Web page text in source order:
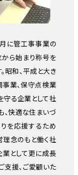
に管工事事業の
から始まり称号を
昭和、平成と大き
事業、保守点検業
守る企業として社
、快適な住まいづ
を応援するため
理念のもと働く社
業として更に成長
支援、ご愛顧いた